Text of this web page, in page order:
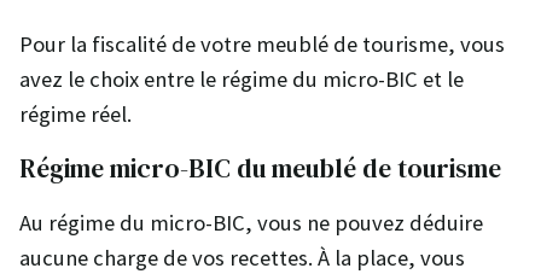
Pour la fiscalité de votre meublé de tourisme, vous
avez le choix entre le régime du micro-BIC et le
régime réel.
Régime micro-BIC du meublé de tourisme
Au régime du micro-BIC, vous ne pouvez déduire
aucune charge de vos recettes. À la place, vous